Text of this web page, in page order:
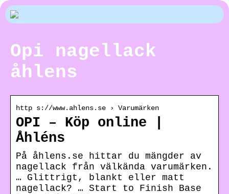
Opi nagellack
åhlens
http s://www.ahlens.se › Varumärken
OPI – Köp online |
Åhléns
På åhlens.se hittar du mängder av
nagellack från välkända varumärken.
… Glittrigt, blankt eller matt
nagellack? … Start to Finish Base